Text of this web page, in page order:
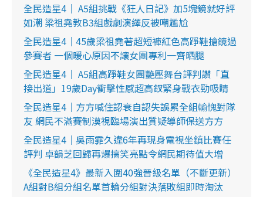
全民造星4｜ A5組挑戰《狂人日記》加5塊鏡就好評
如潮 梁祖堯教B3組戲劇演繹反被嘲尷尬
全民造星4｜45歲梁祖堯著超短褲紅色高踭鞋搶鏡過
參賽者 一個暖心原因不讓女團專利一齊晒腿
全民造星4｜ A5組高踭鞋女團艷壓舞台評判讚「直
接出道」19歲Day衝擊性感超高釵緊身戰衣勁吸睛
全民造星4｜方方喊住認衰自認失誤累全組輸愧對隊
友 網民不滿賽制漠視臨場演出質疑導師保送方方
全民造星4｜吳雨霏久違6年再現身電視坐鎮比賽任
評判 卓韻芝回歸再爆搞笑亮點令網民期待值大增
《全民造星4》最新入圍40強晉級名單（不斷更新）
A組對B組分組名單首輪分組對決落敗組即時淘汰